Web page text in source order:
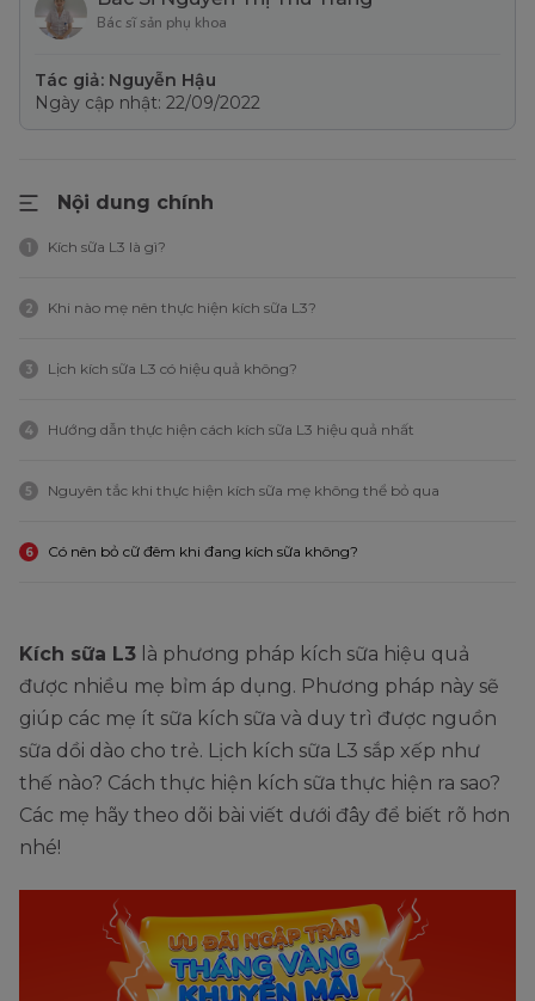
Bác sĩ sản phụ khoa
Tác giả: Nguyễn Hậu
Ngày cập nhật: 22/09/2022
Nội dung chính
1 Kích sữa L3 là gì?
2 Khi nào mẹ nên thực hiện kích sữa L3?
3 Lịch kích sữa L3 có hiệu quả không?
4 Hướng dẫn thực hiện cách kích sữa L3 hiệu quả nhất
5 Nguyên tắc khi thực hiện kích sữa mẹ không thể bỏ qua
6 Có nên bỏ cữ đêm khi đang kích sữa không?
Kích sữa L3 là phương pháp kích sữa hiệu quả
được nhiều mẹ bỉm áp dụng. Phương pháp này sẽ
giúp các mẹ ít sữa kích sữa và duy trì được nguồn
sữa dồi dào cho trẻ. Lịch kích sữa L3 sắp xếp như
thế nào? Cách thực hiện kích sữa thực hiện ra sao?
Các mẹ hãy theo dõi bài viết dưới đây để biết rõ hơn
nhé!